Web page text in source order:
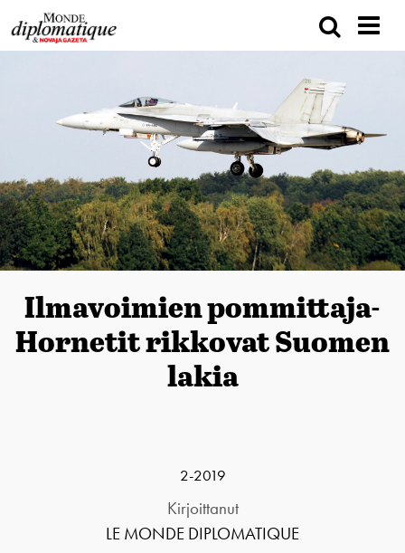
Ilmavoimien pommittaja-
Hornetit rikkovat Suomen
lakia
2-2019
Kirjoittanut
LE MONDE DIPLOMATIQUE